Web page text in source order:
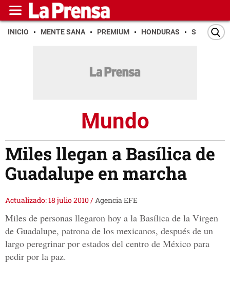
INICIO MENTE SANA PREMIUM HONDURAS SAN PEDRO
Mundo
Miles llegan a Basílica de
Guadalupe en marcha
Actualizado: 18 julio 2010/Agencia EFE
Miles de personas llegaron hoy a la Basílica de la Virgen
de Guadalupe, patrona de los mexicanos, después de un
largo peregrinar por estados del centro de México para
pedir por la paz.